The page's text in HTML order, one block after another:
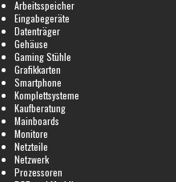
Arbeitsspeicher
Eingabegeräte
Datenträger
Gehäuse
Gaming Stühle
Grafikkarten
Smartphone
Komplettsysteme
Kaufberatung
Mainboards
Monitore
Netzteile
Netzwerk
Prozessoren